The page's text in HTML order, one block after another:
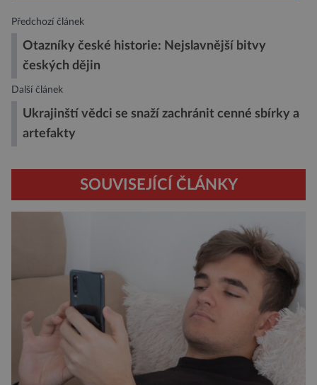
Předchozí článek
Otazníky české historie: Nejslavnější bitvy
českých dějin
Další článek
Ukrajinští vědci se snaží zachránit cenné sbírky a
artefakty
SOUVISEJÍCÍ ČLÁNKY